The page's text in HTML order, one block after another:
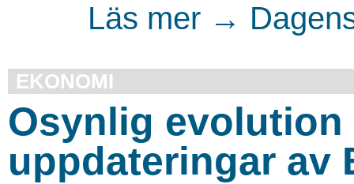
Läs mer →
EKONOMI
Osynlig evolution
uppdateringar av